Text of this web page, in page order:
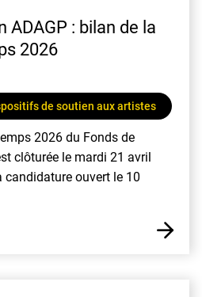
ADAGP : bilan de la
2026
de soutien aux artistes
2026 du Fonds de
clôturée le mardi 21 avril
candidature ouvert le 10